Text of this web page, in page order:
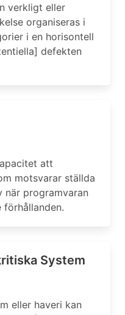
verkligt eller
organiseras i
i en horisontell
defekten
att
motsvarar ställda
när programvaran
förhållanden.
System
eller haveri kan